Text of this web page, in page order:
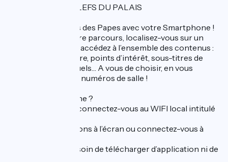
NOUVEAU : LES CLEFS DU PALAIS
Découvrez le Palais des Papes avec votre Smartphone !
Tout au long de votre parcours, localisez-vous sur un
plan de situation et accédez à l’ensemble des contenus :
histoire, architecture, points d’intérêt, sous-titres de
contenus audiovisuels… A vous de choisir, en vous
repérant grâce aux numéros de salle !
Comment ça marche ?
Une fois sur place, connectez-vous au WIFI local intitulé
Suivez les instructions à l’écran ou connectez-vous à
Vous n’avez pas besoin de télécharger d’application ni de